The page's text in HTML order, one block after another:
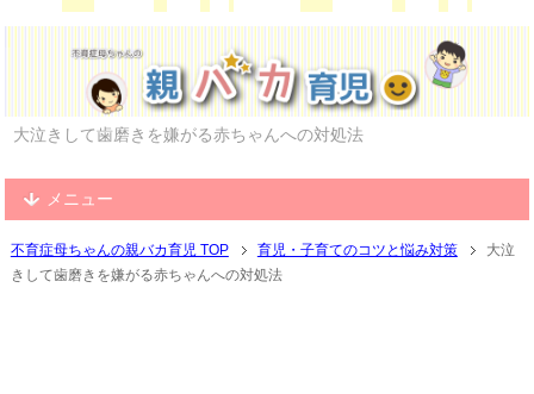
大泣きして歯磨きを嫌がる赤ちゃんへの対処法
メニュー
不育症母ちゃんの親バカ育児 TOP 育児・子育てのコツと悩み対策
大泣
きして歯磨きを嫌がる赤ちゃんへの対処法